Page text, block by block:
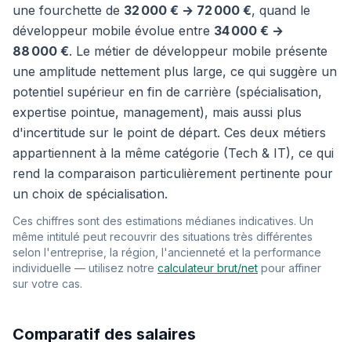
une fourchette de 32 000 € → 72 000 €, quand le
développeur mobile évolue entre 34 000 € →
88 000 €. Le métier de développeur mobile présente
une amplitude nettement plus large, ce qui suggère un
potentiel supérieur en fin de carrière (spécialisation,
expertise pointue, management), mais aussi plus
d'incertitude sur le point de départ. Ces deux métiers
appartiennent à la même catégorie (Tech & IT), ce qui
rend la comparaison particulièrement pertinente pour
un choix de spécialisation.
Ces chiffres sont des estimations médianes indicatives. Un
même intitulé peut recouvrir des situations très différentes
selon l'entreprise, la région, l'ancienneté et la performance
individuelle — utilisez notre calculateur brut/net pour affiner
sur votre cas.
Comparatif des salaires